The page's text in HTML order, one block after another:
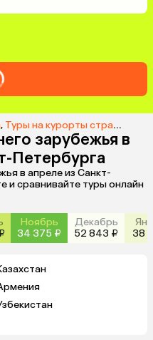
, Туры на курорты стран ближнего зарубежья из Санкт-Петербурга
зарубежья в
Петербурга
в апреле из Санкт-
и сравнивайте туры онлайн
Ноябрь
34 375 ₽
Декабрь
52 843 ₽
38